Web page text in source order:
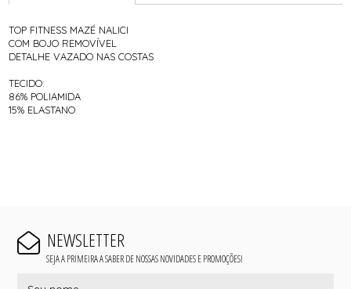
TOP FITNESS MAZÉ NALICI
COM BOJO REMOVÍVEL
DETALHE VAZADO NAS COSTAS
TECIDO:
86% POLIAMIDA
15% ELASTANO
NEWSLETTER
SEJA A PRIMEIRA A SABER DE NOSSAS NOVIDADES E PROMOÇÕES!